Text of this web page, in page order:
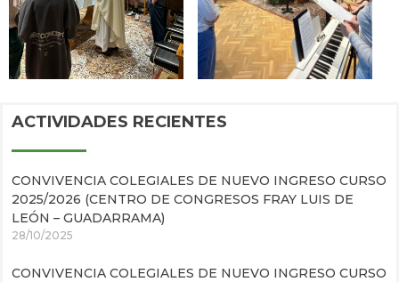
ACTIVIDADES RECIENTES
CONVIVENCIA COLEGIALES DE NUEVO INGRESO CURSO
2025/2026 (CENTRO DE CONGRESOS FRAY LUIS DE
LEÓN – GUADARRAMA)
28/10/2025
CONVIVENCIA COLEGIALES DE NUEVO INGRESO CURSO